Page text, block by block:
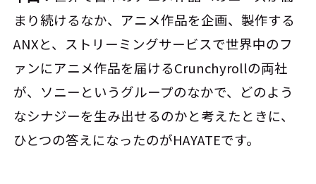
まり続けるなか、アニメ作品を企画、製作する
ANXと、ストリーミングサービスで世界中のフ
ァンにアニメ作品を届けるCrunchyrollの両社
が、ソニーというグループのなかで、どのよう
なシナジーを生み出せるのかと考えたときに、
ひとつの答えになったのがHAYATEです。